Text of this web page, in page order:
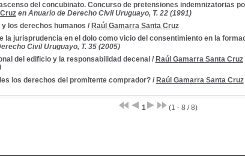
del concubinato. Concurso de pretensiones indemnizatorias
en Anuario de Derecho Civil Uruguayo, T. 22 (1991)
y los derechos humanos / Raúl Gamarra Santa Cruz
la jurisprudencia en el dolo como vicio del consentimiento en la
Civil Uruguayo, T. 35 (2005)
del edificio y la responsabilidad decenal / Raúl Gamarra Santa Cruz
los derechos del promitente comprador?/ Raúl Gamarra Santa Cruz
1 (1 - 8 / 8)